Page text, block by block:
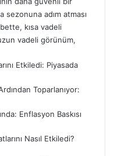
sezonuna adım atması
kısa vadeli
vadeli görünüm,
Etkiledi: Piyasada
Toparlanıyor:
Enflasyon Baskısı
Nasıl Etkiledi?